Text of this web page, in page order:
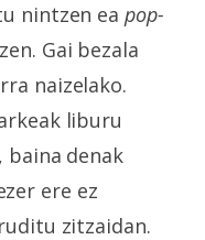
nintzen ea pop-
Gai bezala
naizelako.
liburu
baina denak
ere ez
zitzaidan.